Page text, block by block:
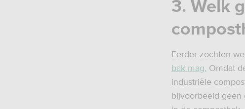
3. Welk
Eerder zochten
bak mag. Omdat
industriële
bijvoorbeeld geen